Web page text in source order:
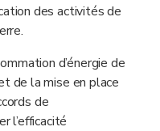
des activités de
d’énergie de
de la mise en place
de
l’efficacité